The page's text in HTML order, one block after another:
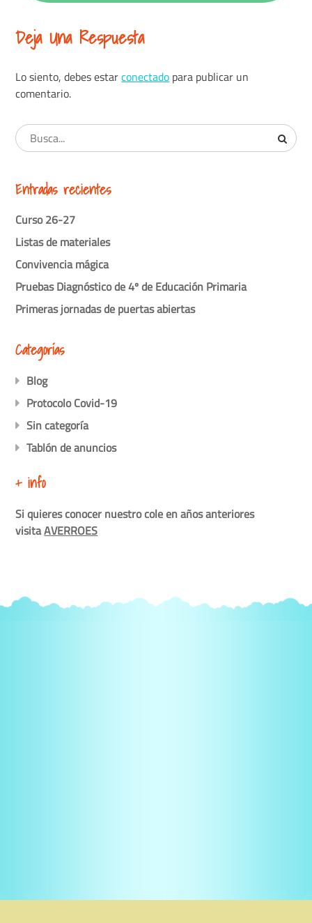
Deja Una Respuesta
Lo siento, debes estarconectado para publicar un
comentario.
Entradas recientes
Curso 26-27
Listas de materiales
Convivencia mágica
Pruebas Diagnóstico de 4º de Educación Primaria
Primeras jornadas de puertas abiertas
Categorías
Blog
Protocolo Covid-19
Sin categoría
Tablón de anuncios
+ info
Si quieres conocer nuestro cole en años anteriores
visitaAVERROES